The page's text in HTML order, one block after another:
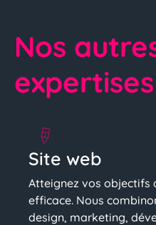
Nos
expertises
Site web
Atteignez vos objectifs
efficace. Nous
design, marketing,